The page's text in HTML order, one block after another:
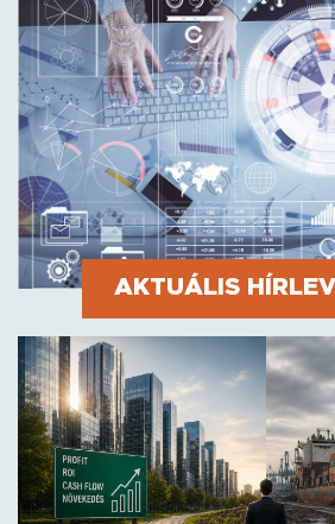
TURBULENS
AKTUÁLIS